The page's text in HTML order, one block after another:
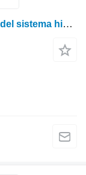
Hidroakumuliator 16012863 otra pieza del sistema hidráulico para Deutz-Fahr C7206 cosechadora de cereales